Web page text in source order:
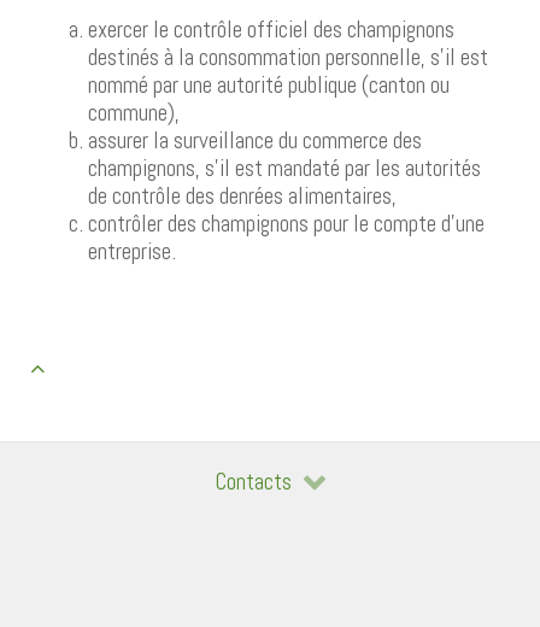
exercer le contrôle officiel des champignons
destinés à la consommation personnelle, s’il est
nommé par une autorité publique (canton ou
commune),
assurer la surveillance du commerce des
champignons, s’il est mandaté par les autorités
de contrôle des denrées alimentaires,
contrôler des champignons pour le compte d’une
entreprise.
Contacts